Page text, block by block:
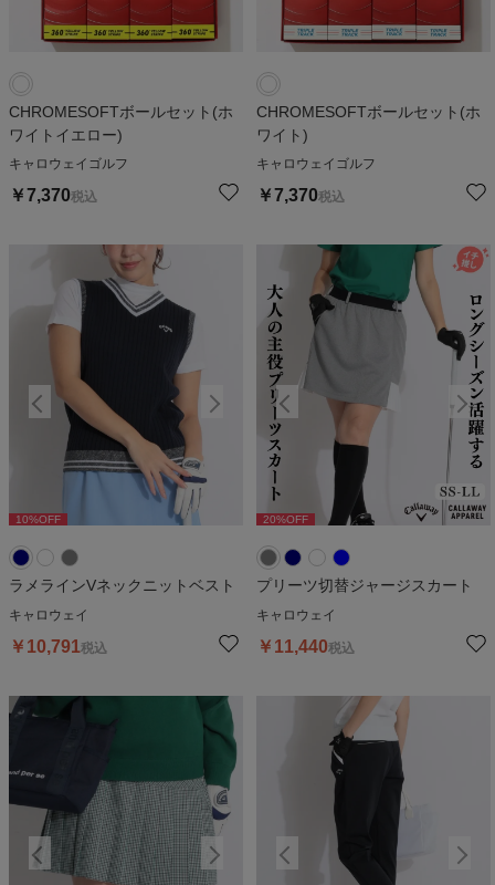
CHROMESOFTボールセット(ホ
ワイトイエロー)
キャロウェイゴルフ
￥7,370税込
CHROMESOFTボールセット(ホ
ワイト)
キャロウェイゴルフ
￥7,370税込
10%OFF %OFF
ラメラインVネックニットベスト
キャロウェイ
￥ 10,791税込
20%OFF 20%OFF
プリーツ切替ジャージスカート
キャロウェイ
￥ 11,440税込